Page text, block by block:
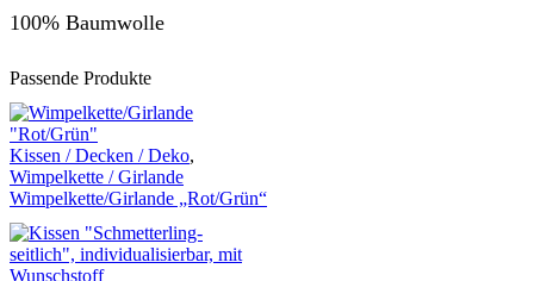
100% Baumwolle
Passende Produkte
Kissen / Decken / Deko,
Wimpelkette / Girlande
Wimpelkette/Girlande „Rot/Grün“